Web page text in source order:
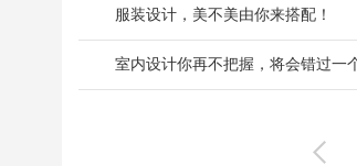
服装设计，美不美由你来搭配！
室内设计你再不把握，将会错过一